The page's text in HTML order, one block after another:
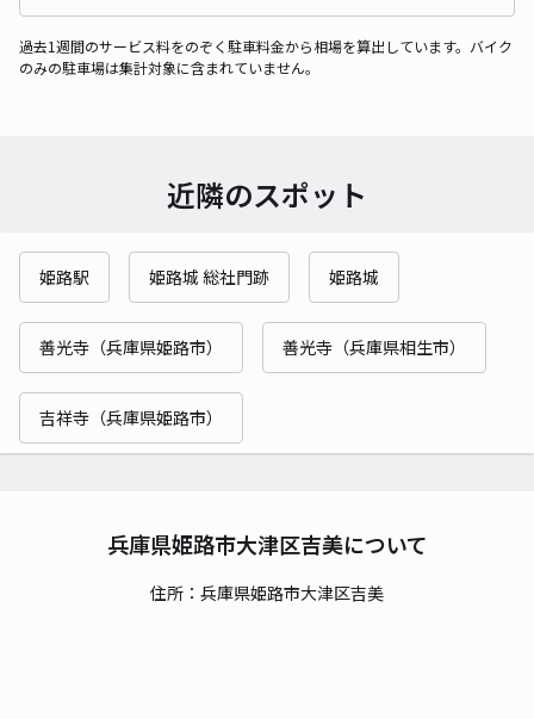
過去1週間のサービス料をのぞく駐車料金から相場を算出しています。バイク
のみの駐車場は集計対象に含まれていません。
近隣のスポット
姫路駅 姫路城 総社門跡 姫路城
善光寺（兵庫県姫路市） 善光寺（兵庫県相生市）
吉祥寺（兵庫県姫路市）
兵庫県姫路市大津区吉美について
住所：兵庫県姫路市大津区吉美